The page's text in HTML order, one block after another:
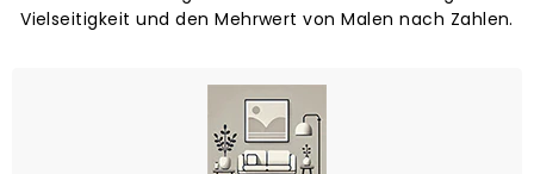
Vielseitigkeit und den Mehrwert von Malen nach Zahlen.